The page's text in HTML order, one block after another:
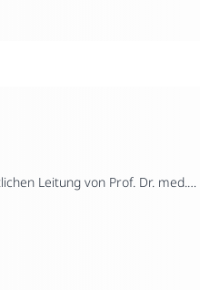
Leitung von Prof. Dr. med.